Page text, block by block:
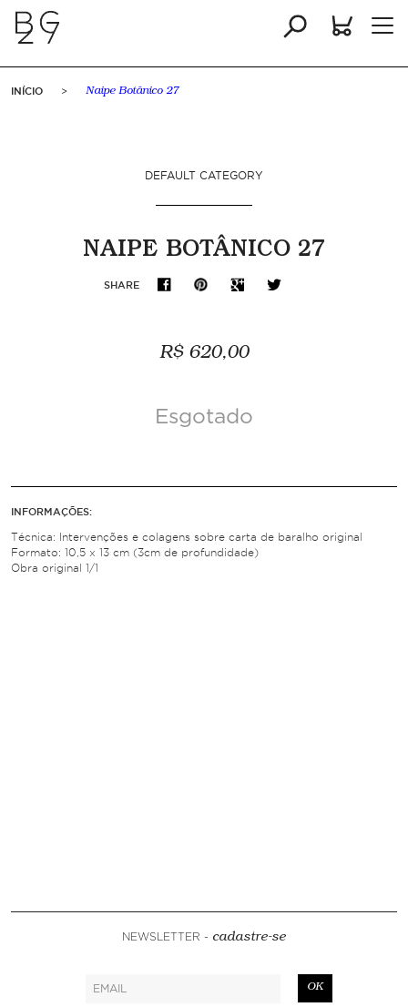
INÍCIO > Naipe Botânico 27
DEFAULT CATEGORY
NAIPE BOTÂNICO 27
SHARE
R$ 620,00
Esgotado
INFORMAÇÕES:
Técnica: Intervenções e colagens sobre carta de baralho original
Formato: 10,5 x 13 cm (3cm de profundidade)
Obra original 1/1
NEWSLETTER - cadastre-se
OK